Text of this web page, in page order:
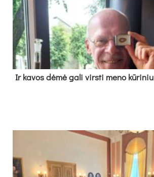
Ir ka­vos dė­mė ga­li virs­ti me­no kū­ri­niu